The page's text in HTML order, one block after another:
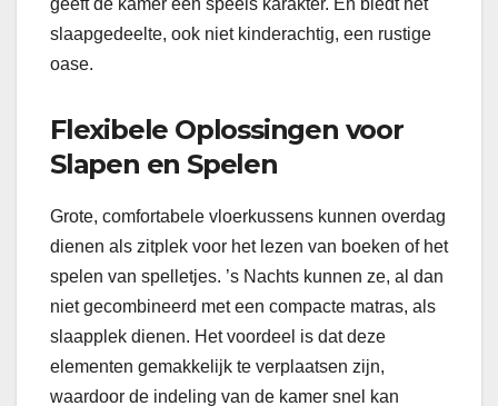
slaapgedeelte, ook niet kinderachtig, een rustige
oase.
Flexibele Oplossingen voor
Slapen en Spelen
Grote, comfortabele vloerkussens kunnen overdag
dienen als zitplek voor het lezen van boeken of het
spelen van spelletjes. ’s Nachts kunnen ze, al dan
niet gecombineerd met een compacte matras, als
slaapplek dienen. Het voordeel is dat deze
elementen gemakkelijk te verplaatsen zijn,
waardoor de indeling van de kamer snel kan